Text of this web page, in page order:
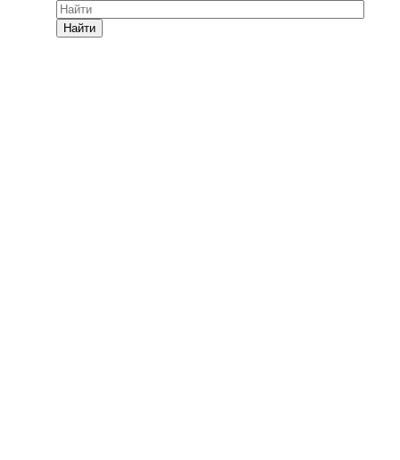
Найти